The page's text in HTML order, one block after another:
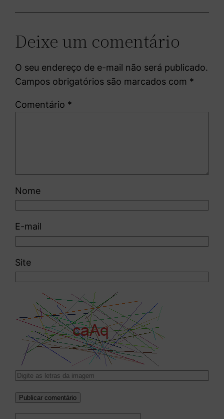
Deixe um comentário
O seu endereço de e-mail não será publicado.
Campos obrigatórios são marcados com *
Comentário *
Nome
E-mail
Site